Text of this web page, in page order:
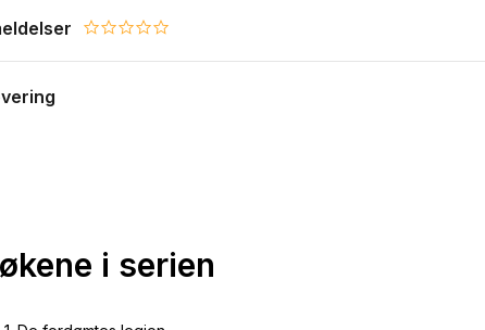
0.0 star rating
i serien